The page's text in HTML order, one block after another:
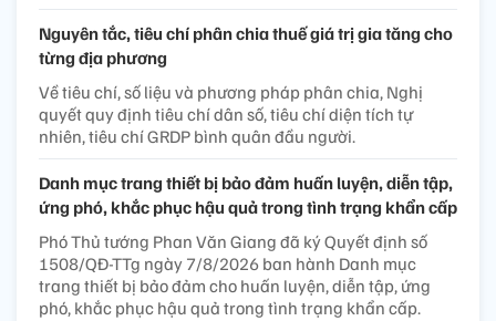
Nguyên tắc, tiêu chí phân chia thuế giá trị gia tăng cho
từng địa phương
Về tiêu chí, số liệu và phương pháp phân chia, Nghị
quyết quy định tiêu chí dân số, tiêu chí diện tích tự
nhiên, tiêu chí GRDP bình quân đầu người.
Danh mục trang thiết bị bảo đảm huấn luyện, diễn tập,
ứng phó, khắc phục hậu quả trong tình trạng khẩn cấp
Phó Thủ tướng Phan Văn Giang đã ký Quyết định số
1508/QĐ-TTg ngày 7/8/2026 ban hành Danh mục
trang thiết bị bảo đảm cho huấn luyện, diễn tập, ứng
phó, khắc phục hậu quả trong tình trạng khẩn cấp.